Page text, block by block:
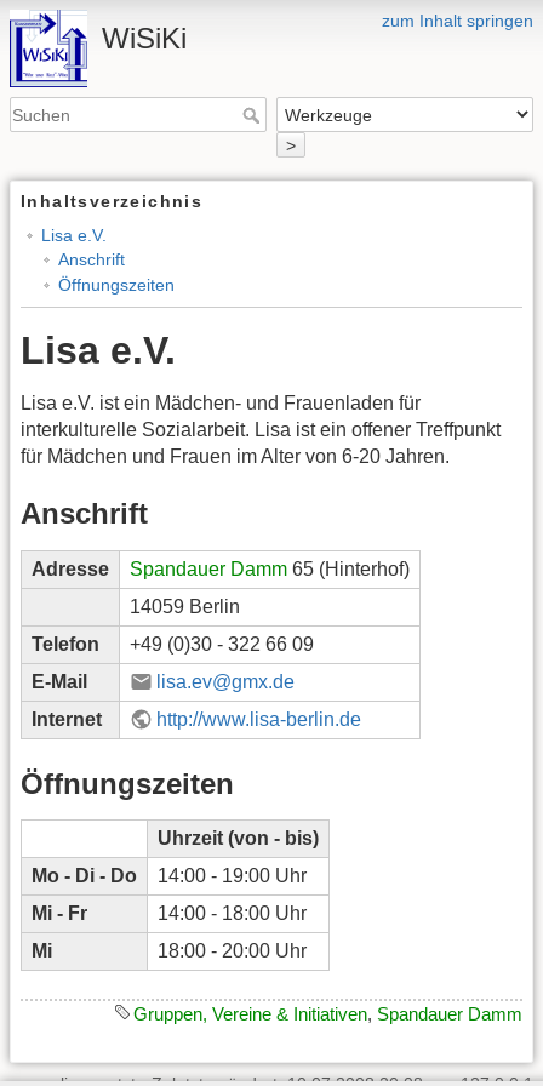
zum Inhalt springen
WiSiKi
>
Inhaltsverzeichnis
Lisa e.V.
Anschrift
Öffnungszeiten
Lisa e.V.
Lisa e.V. ist ein Mädchen- und Frauenladen für
interkulturelle Sozialarbeit. Lisa ist ein offener Treffpunkt
für Mädchen und Frauen im Alter von 6-20 Jahren.
Anschrift
Adresse Spandauer Damm 65 (Hinterhof)
14059 Berlin
Telefon
+49 (0)30 - 322 66 09
E-Mail
lisa.ev@gmx.de
Internet
http://www.lisa-berlin.de
Öffnungszeiten
Uhrzeit (von - bis)
Mo - Di - Do
14:00 - 19:00 Uhr
Mi - Fr
14:00 - 18:00 Uhr
Mi
18:00 - 20:00 Uhr
Gruppen, Vereine & Initiativen, Spandauer Damm